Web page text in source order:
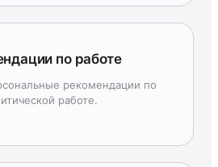
по работе
рекомендации по
работе.